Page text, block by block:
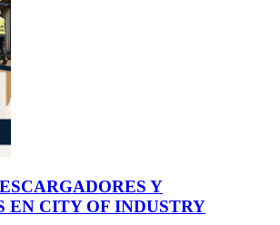
Y
EN CITY OF INDUSTRY